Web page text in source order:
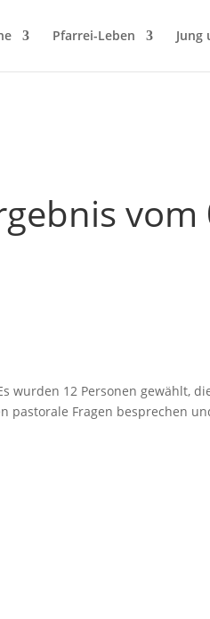
Pfarrei-Leben Jung
vom
wurden 12 Personen gewählt,
Fragen besprechen